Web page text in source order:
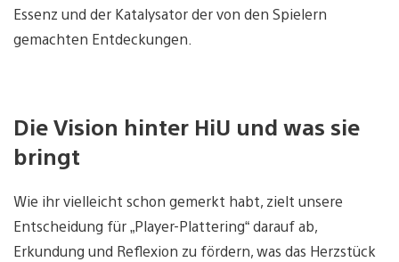
Essenz und der Katalysator der von den Spielern
gemachten Entdeckungen.
Die Vision hinter HiU und was sie
bringt
Wie ihr vielleicht schon gemerkt habt, zielt unsere
Entscheidung für „Player-Plattering“ darauf ab,
Erkundung und Reflexion zu fördern, was das Herzstück